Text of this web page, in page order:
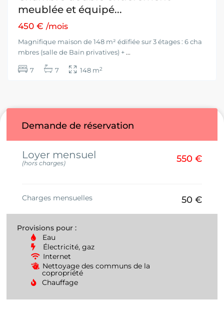
meublée et équipé...
450 €/mois
Magnifique maison de 148 m² édifiée sur 3 étages : 6 cha
mbres (salle de Bain privatives) +...
7 7 148 m2
Demande de réservation
Loyer mensuel
(hors charges) 550 €
Charges mensuelles 50 €
Provisions pour :
Eau
Électricité, gaz
Internet
Nettoyage des communs de la
copropriété
Chauffage